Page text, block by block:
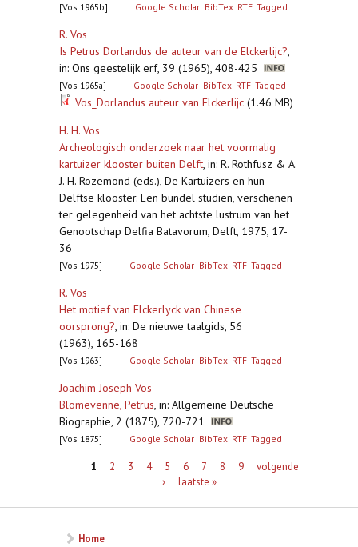
[Vos 1965b] Google Scholar BibTex RTF Tagged
R. Vos
Is Petrus Dorlandus de auteur van de Elckerlijc?,
in: Ons geestelijk erf, 39 (1965), 408-425
[Vos 1965a] Google Scholar BibTex RTF Tagged
Vos_Dorlandus auteur van Elckerlijc (1.46 MB)
H. H. Vos
Archeologisch onderzoek naar het voormalig
kartuizer klooster buiten Delft, in: R. Rothfusz & A.
J. H. Rozemond (eds.), De Kartuizers en hun
Delftse klooster. Een bundel studiën, verschenen
ter gelegenheid van het achtste lustrum van het
Genootschap Delfia Batavorum, Delft, 1975, 17-
36
[Vos 1975] Google Scholar BibTex RTF Tagged
R. Vos
Het motief van Elckerlyck van Chinese
oorsprong?, in: De nieuwe taalgids, 56
(1963), 165-168
[Vos 1963] Google Scholar BibTex RTF Tagged
Joachim Joseph Vos
Blomevenne, Petrus, in: Allgemeine Deutsche
Biographie, 2 (1875), 720-721
[Vos 1875] Google Scholar BibTex RTF Tagged
Pagina's
1 2 3 4 5 6 7 8 9
volgende
›
laatste »
Home